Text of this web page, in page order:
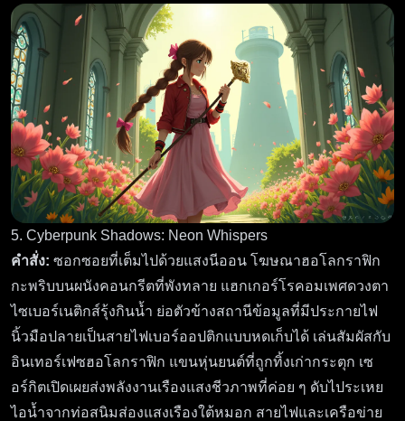
5. Cyberpunk Shadows: Neon Whispers
คำสั่ง: ซอกซอยที่เต็มไปด้วยแสงนีออน โฆษณาฮอโลกราฟิก
กะพริบบนผนังคอนกรีตที่พังทลาย แฮกเกอร์โรคอมเพศดวงตา
ไซเบอร์เนติกส์รุ้งกินน้ำ ย่อตัวข้างสถานีข้อมูลที่มีประกายไฟ
นิ้วมือปลายเป็นสายไฟเบอร์ออปติกแบบหดเก็บได้ เล่นสัมผัสกับ
อินเทอร์เฟซฮอโลกราฟิก แขนหุ่นยนต์ที่ถูกทิ้งเก่ากระตุก เซ
อร์กิตเปิดเผยส่งพลังงานเรืองแสงชีวภาพที่ค่อย ๆ ดับไประเหย
ไอน้ำจากท่อสนิมส่องแสงเรืองใต้หมอก สายไฟและเครือข่าย